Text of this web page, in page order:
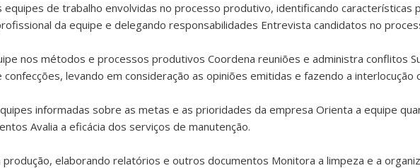
equipes de trabalho envolvidas no processo produtivo, identificando características
da equipe e delegando responsabilidades Entrevista candidatos no
nos métodos e processos produtivos Coordena reuniões e administra conflitos
levando em consideração as opiniões emitidas e fazendo a interlocução
informadas sobre as metas e as prioridades da empresa Orienta a equipe
Avalia a eficácia dos serviços de manutenção.
produção, elaborando relatórios e outros documentos Monitora a limpeza e a